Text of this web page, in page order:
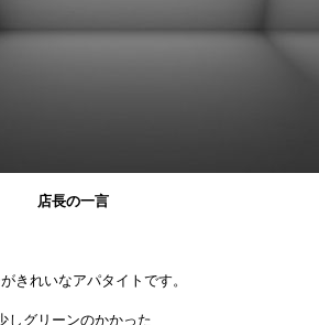
店長の一言
きれいなアパタイトです。
しグリーンのかかった